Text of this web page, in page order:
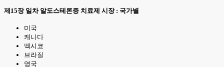
제15장 일차 알도스테론증 치료제 시장 : 국가별
미국
캐나다
멕시코
브라질
영국